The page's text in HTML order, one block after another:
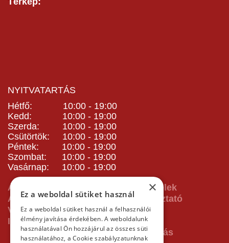
NYITVATARTÁS
Hétfő: 10:00 - 19:00
Kedd: 10:00 - 19:00
Szerda: 10:00 - 19:00
Csütörtök: 10:00 - 19:00
Péntek: 10:00 - 19:00
Szombat: 10:00 - 19:00
Vasárnap: 10:00 - 19:00
ÁSZF - Általános Szerződési Feltételek
Adatvédelmi és adatkezelési tájékoztató
Vásárlás előtti tájékoztató
Impresszum
×
Ez a weboldal sütiket használ
Ez a weboldal sütiket használ a felhasználói
élmény javítása érdekében. A weboldalunk
használatával Ön hozzájárul az összes süti
használatához, a Cookie szabályzatunknak